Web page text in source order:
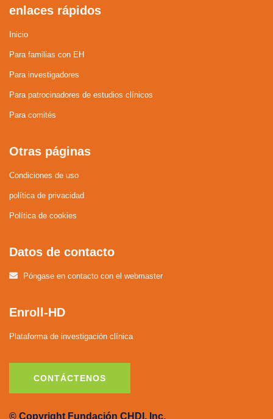
enlaces rápidos
Inicio
Para familias con EH
Para investigadores
Para patrocinadores de estudios clínicos
Para comités
Otras páginas
Condiciones de uso
política de privacidad
Política de cookies
Datos de contacto
Póngase en contacto con el webmaster
Enroll-HD
Plataforma de investigación clínica
CONTÁCTENOS
© Copyright Fundación CHDI, Inc.